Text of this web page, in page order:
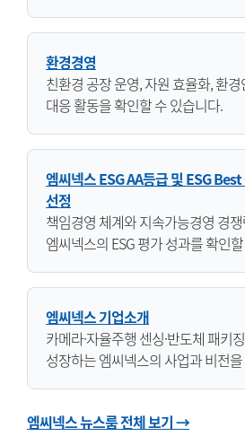
환경경영
친환경 공장 운영, 자원 효율화, 환
대응 활동을 확인할 수 있습니다.
엠씨넥스 ESG AA등급 및 ESG
선정
책임경영 체계와 지속가능경영 경
엠씨넥스의 ESG 평가 성과를 확인
엠씨넥스 기업소개
카메라·자율주행 센싱·반도체 패키
성장하는 엠씨넥스의 사업과 비전
엠씨넥스 뉴스룸 전체 보기 →